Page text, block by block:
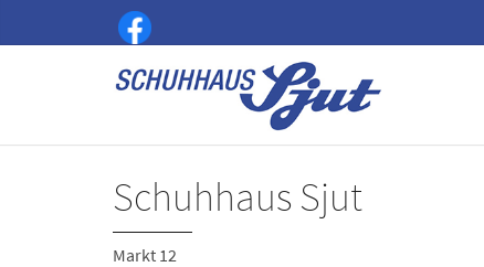
Schuhhaus Sjut
Markt 12